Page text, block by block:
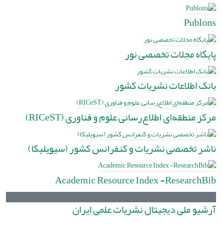
Publons
پایگاه مجلات تخصصی نور
بانک اطلاعات نشریات کشور
مرکز منطقه‌ای اطلاع‌رسانی علوم و فناوری (RICeST)
ناشر تخصصی نشریات و کنفرانس کشور (سیویلیکا)
Academic Resource Index -ResearchBib
آرشیو ملی دیجیتال نشریات علمی ایران